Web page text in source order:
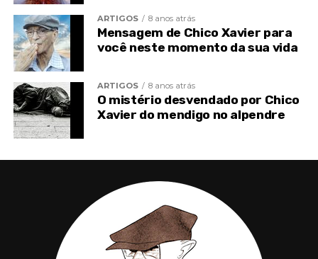
por um apelo revolucionário dos extremismos
políticos da atualidade.
ARTIGOS 8 anos atrás
Mensagem de Chico Xavier para
você neste momento da sua vida
ARTIGOS 8 anos atrás
O mistério desvendado por Chico
Xavier do mendigo no alpendre